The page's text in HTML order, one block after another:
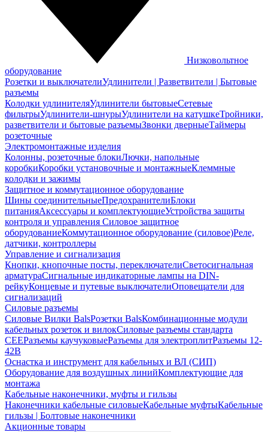
Низковольтное
оборудование
Розетки и выключателиУдлинители | Разветвители | Бытовые
разъемы
Колодки удлинителяУдлинители бытовыеСетевые
фильтрыУдлинители-шнурыУдлинители на катушкеТройники,
разветвители и бытовые разъемыЗвонки дверныеТаймеры
розеточные
Электромонтажные изделия
Колонны, розеточные блокиЛючки, напольные
коробкиКоробки установочные и монтажныеКлеммные
колодки и зажимы
Защитное и коммутационное оборудование
Шины соединительныеПредохранителиБлоки
питанияАксессуары и комплектующиеУстройства защиты
контроля и управления Силовое защитное
оборудованиеКоммутационное оборудование (силовое)Реле,
датчики, контроллеры
Управление и сигнализация
Кнопки, кнопочные посты, переключателиСветосигнальная
арматураСигнальные индикаторные лампы на DIN-
рейкуКонцевые и путевые выключателиОповещатели для
сигнализаций
Силовые разъемы
Силовые Вилки BalsРозетки BalsКомбинационные модули
кабельных розеток и вилокСиловые разъемы стандарта
CEEРазъемы каучуковыеРазъемы для электроплитРазъемы 12-
42В
Оснастка и инструмент для кабельных и ВЛ (СИП)
Оборудование для воздушных линийКомплектующие для
монтажа
Кабельные наконечники, муфты и гильзы
Наконечники кабельные силовыеКабельные муфтыКабельные
гильзы | Болтовые наконечники
Акционные товары